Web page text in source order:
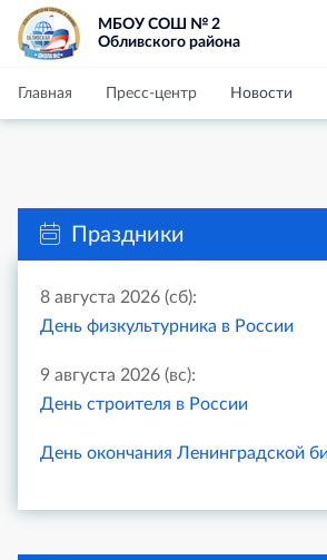
МБОУ СОШ № 2
Обливского района
Главная Пресс-центр Новости
Праздники
8 августа 2026 (сб):
День физкультурника в России
9 августа 2026 (вс):
День строителя в России
День окончания Ленинградской